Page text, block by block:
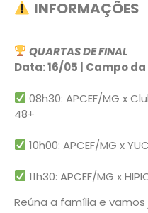
INFORMAÇÕES
QUARTAS DE FINAL
Data: 16/05 | Campo da
08h30: APCEF/MG x
48+
10h00: APCEF/MG x
11h30: APCEF/MG x
Reúna a família e